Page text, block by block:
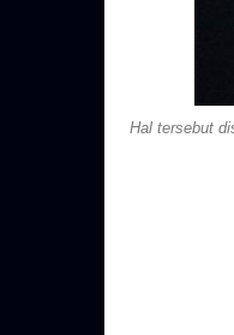
Hal tersebut